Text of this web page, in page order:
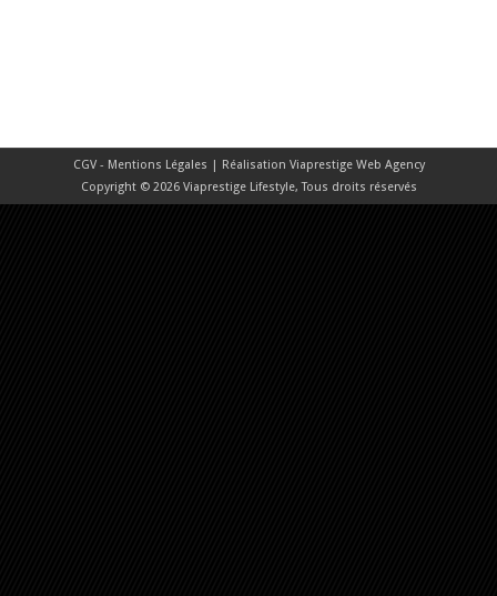
CGV - Mentions Légales | Réalisation Viaprestige Web Agency
Copyright © 2026 Viaprestige Lifestyle, Tous droits réservés